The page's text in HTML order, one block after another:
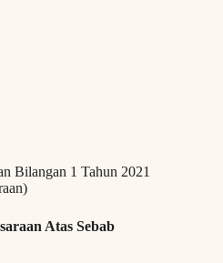
Bilangan 1 Tahun 2021
Atas Sebab